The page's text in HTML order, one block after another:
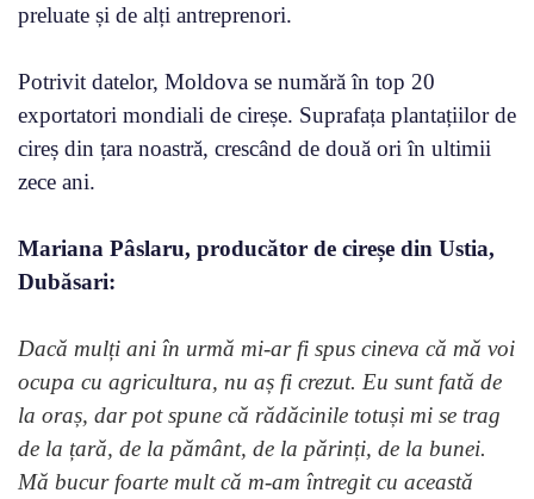
preluate și de alți antreprenori.
Potrivit datelor, Moldova se numără în top 20
exportatori mondiali de cireșe. Suprafața plantațiilor de
cireș din țara noastră, crescând de două ori în ultimii
zece ani.
Mariana Pâslaru, producător de cireșe din Ustia,
Dubăsari:
Dacă mulți ani în urmă mi-ar fi spus cineva că mă voi
ocupa cu agricultura, nu aș fi crezut. Eu sunt fată de
la oraș, dar pot spune că rădăcinile totuși mi se trag
de la țară, de la pământ, de la părinți, de la bunei.
Mă bucur foarte mult că m-am întregit cu această